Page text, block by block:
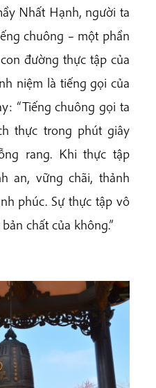
Nhất Hạnh, người ta
chuông – một phần
đường thực tập của
niệm là tiếng gọi của
“Tiếng chuông gọi ta
thực trong phút giây
rang. Khi thực tập
an, vững chãi, thảnh
phúc. Sự thực tập vô
chất của không.”